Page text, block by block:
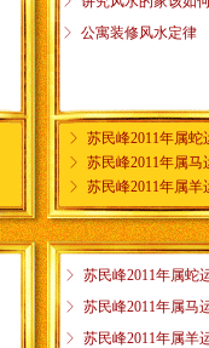
ꁕ 公寓装修风水定律
ꁕ 苏民峰2011年属蛇
ꁕ 苏民峰2011年属马
ꁕ 苏民峰2011年属羊
ꁕ 苏民峰2011年属蛇
ꁕ 苏民峰2011年属马
ꁕ 苏民峰2011年属羊